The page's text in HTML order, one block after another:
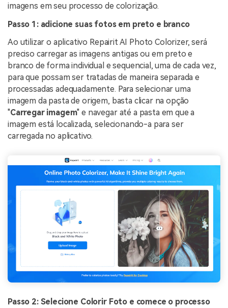
imagens em seu processo de colorização.
Passo 1: adicione suas fotos em preto e branco
Ao utilizar o aplicativo Repairit AI Photo Colorizer, será
preciso carregar as imagens antigas ou em preto e
branco de forma individual e sequencial, uma de cada vez,
para que possam ser tratadas de maneira separada e
processadas adequadamente. Para selecionar uma
imagem da pasta de origem, basta clicar na opção
"Carregar imagem" e navegar até a pasta em que a
imagem está localizada, selecionando-a para ser
carregada no aplicativo.
Passo 2: Selecione Colorir Foto e comece o processo